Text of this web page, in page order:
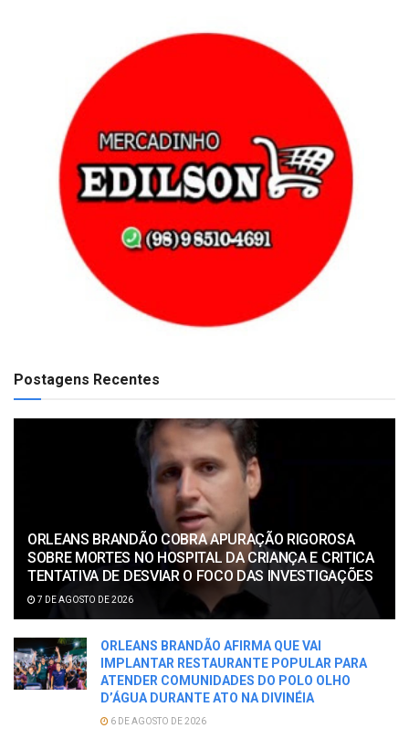
Postagens Recentes
ORLEANS BRANDÃO COBRA APURAÇÃO RIGOROSA
SOBRE MORTES NO HOSPITAL DA CRIANÇA E CRITICA
TENTATIVA DE DESVIAR O FOCO DAS INVESTIGAÇÕES
7 DE AGOSTO DE 2026
ORLEANS BRANDÃO AFIRMA QUE VAI
IMPLANTAR RESTAURANTE POPULAR PARA
ATENDER COMUNIDADES DO POLO OLHO
D’ÁGUA DURANTE ATO NA DIVINÉIA
6 DE AGOSTO DE 2026